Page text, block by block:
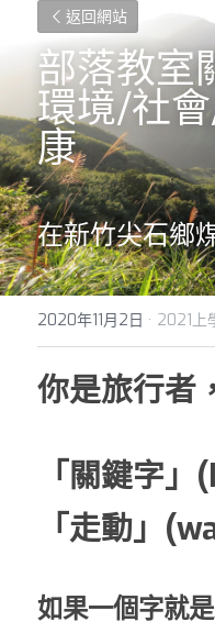
返回網站
部落教室
環境/社
康
在新竹尖石鄉
2020年11月2日 · 2021上
你是旅行者
「關鍵字
「走動」
如果一個字就